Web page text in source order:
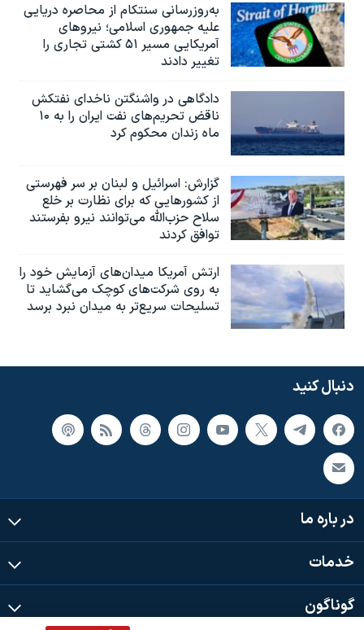
به‌روزرسانی سنتکام از محاصره دریایی
علیه جمهوری اسلامی؛ نیروهای
آمریکایی مسیر ۵۱ کشتی تجاری را
تغییر دادند
دادگاهی در واشنگتن ناخدای نفتکش
ناقض تحریم‌های نفت ایران را به ۱۰
ماه زندان محکوم کرد
گزارش‌: اسرائيل و لبنان بر سر فهرستی
از کشورهایی که برای نظارت بر خلع
سلاح حزب‌الله می‌توانند نیرو بفرستند
توافق کردند
ارتش آمریکا میدان‌های آزمایش خود را
به روی شرکت‌های کوچک می‌گشاید تا
تسلیحات سریع‌تر به میدان نبرد برسد
دنبال کنید
در باره ما
خدمات
گوناگون